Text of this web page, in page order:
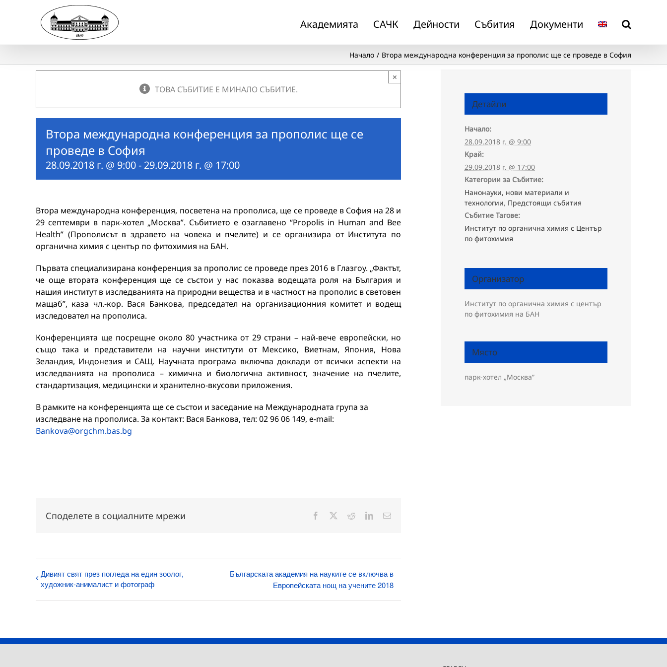
Академията САЧК Дейности Събития Документи
Начало Втора международна конференция за прополис ще се проведе в София
ТОВА СЪБИТИЕ Е МИНАЛО СЪБИТИЕ.
×
Втора международна конференция за прополис ще се
проведе в София
28.09.2018 г. @ 9:00- 29.09.2018 г. @ 17:00
Втора международна конференция, посветена на прополиса, ще се проведе в София на 28 и
29 септември в парк-хотел „Москва”. Събитието е озаглавено “Propolis in Human and Bee
Health” (Прополисът в здравето на човека и пчелите) и се организира от Института по
органична химия с център по фитохимия на БАН.
Първата специализирана конференция за прополис се проведе през 2016 в Глазгоу. „Фактът,
че още втората конференция ще се състои у нас показва водещата роля на България и
нашия институт в изследванията на природни вещества и в частност на прополис в световен
мащаб”, каза чл.-кор. Вася Банкова, председател на организационния комитет и водещ
изследовател на прополиса.
Конференцията ще посрещне около 80 участника от 29 страни – най-вече европейски, но
също така и представители на научни институти от Мексико, Виетнам, Япония, Нова
Зеландия, Индонезия и САЩ. Научната програма включва доклади от всички аспекти на
изследванията на прополиса – химична и биологична активност, значение на пчелите,
стандартизация, медицински и хранително-вкусови приложения.
В рамките на конференцията ще се състои и заседание на Международната група за
изследване на прополиса. За контакт: Вася Банкова, тел: 02 96 06 149, е-mail:
Bankova@orgchm.bas.bg
Споделете в социалните мрежи Facebook RedditLinkedInЕлектронна
Дивият свят през погледа на един зоолог,
художник-анималист и фотограф
Българската академия на науките се включва в
Европейската нощ на учените 2018
Детайли
Начало:
28.09.2018 г. @ 9:00
Край:
29.09.2018 г. @ 17:00
Категории за Събитие:
Нанонауки, нови материали и
технологии, Предстоящи събития
Събитие Тагове:
Институт по органична химия с Център
по фитохимия
Организатор
Институт по органична химия с център
по фитохимия на БАН
Място
парк-хотел „Москва”